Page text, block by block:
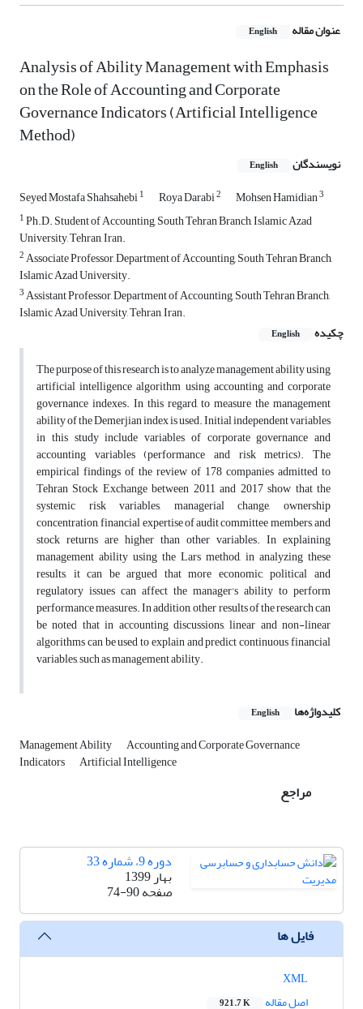
عنوان مقاله English
Analysis of Ability Management with Emphasis
on the Role of Accounting and Corporate
Governance Indicators (Artificial Intelligence
Method)
نویسندگان English
Seyed Mostafa Shahsahebi1 Roya Darabi2 Mohsen Hamidian3
1Ph.D. Student of Accounting, South Tehran Branch, Islamic Azad
University, Tehran, Iran.
2Associate Professor, Department of Accounting, South Tehran Branch,
Islamic Azad University.
3Assistant Professor, Department of Accounting, South Tehran Branch,
Islamic Azad University, Tehran, Iran.
چکیده
English
The purpose of this research is to analyze management ability using
artificial intelligence algorithm using accounting and corporate
governance indexes. In this regard, to measure the management
ability of the Demerjian index is used. Initial independent variables
in this study include variables of corporate governance and
accounting variables (performance and risk metrics). The
empirical findings of the review of 178 companies admitted to
Tehran Stock Exchange between 2011 and 2017 show that the
systemic risk variables, managerial change, ownership
concentration, financial expertise of audit committee members, and
stock returns are higher than other variables. In explaining
management ability using the Lars method, in analyzing these
results, it can be argued that more economic, political and
regulatory issues can affect the manager's ability to perform
performance measures. In addition, other results of the research can
be noted that in accounting discussions, linear and non-linear
algorithms can be used to explain and predict continuous financial
variables, such as management ability.
کلیدواژه‌ها English
Management Ability Accounting and Corporate Governance
Indicators Artificial Intelligence
مراجع
دوره 9، شماره 33
بهار 1399
صفحه74-90
فایل ها
اصل مقاله
921.7 K